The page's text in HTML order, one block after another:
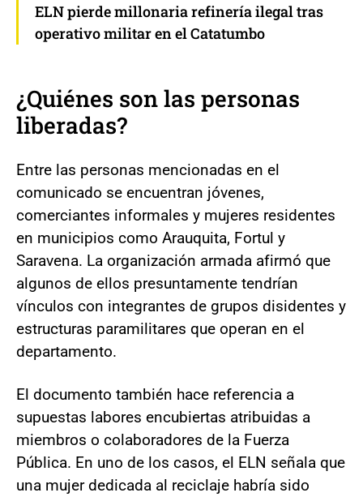
ELN pierde millonaria refinería ilegal tras
operativo militar en el Catatumbo
¿Quiénes son las personas
liberadas?
Entre las personas mencionadas en el
comunicado se encuentran jóvenes,
comerciantes informales y mujeres residentes
en municipios como Arauquita, Fortul y
Saravena. La organización armada afirmó que
algunos de ellos presuntamente tendrían
vínculos con integrantes de grupos disidentes y
estructuras paramilitares que operan en el
departamento.
El documento también hace referencia a
supuestas labores encubiertas atribuidas a
miembros o colaboradores de la Fuerza
Pública. En uno de los casos, el ELN señala que
una mujer dedicada al reciclaje habría sido